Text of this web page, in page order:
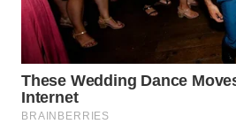
DEPOK
WN
TAPANULI
UTARA